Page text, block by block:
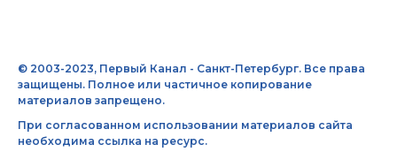
© 2003-2023, Первый Канал - Санкт-Петербург. Все права
защищены. Полное или частичное копирование
материалов запрещено.
При согласованном использовании материалов сайта
необходима ссылка на ресурс.